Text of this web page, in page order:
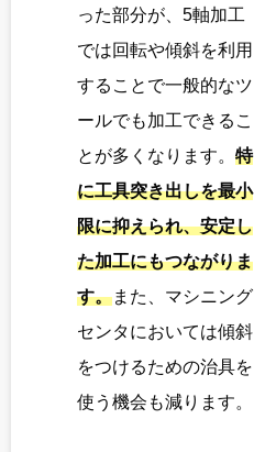
った部分が、5軸加工
では回転や傾斜を利用
することで一般的なツ
ールでも加工できるこ
とが多くなります。 特
に工具突き出しを最小
限に抑えられ、安定し
た加工にもつながりま
す。また、マシニング
センタにおいては傾斜
をつけるための治具を
使う機会も減ります。